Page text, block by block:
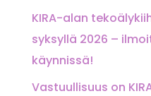
KIRA-alan
syksyllä 2026 –
käynnissä!
Vastuullisuus on